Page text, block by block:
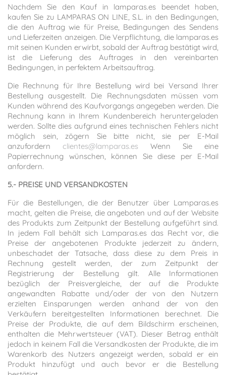
Nachdem Sie den Kauf in lamparas.es beendet haben,
kaufen Sie zu LAMPARAS ON LINE, S.L. in den Bedingungen,
die den Auftrag wie für Preise, Bedingungen des Sendens
und Lieferzeiten anzeigen. Die Verpflichtung, die lamparas.es
mit seinen Kunden erwirbt, sobald der Auftrag bestätigt wird,
ist die Lieferung des Auftrages in den vereinbarten
Bedingungen, in perfektem Arbeitsauftrag.
Die Rechnung für Ihre Bestellung wird bei Versand Ihrer
Bestellung ausgestellt. Die Rechnungsdaten müssen vom
Kunden während des Kaufvorgangs angegeben werden. Die
Rechnung kann in Ihrem Kundenbereich heruntergeladen
werden. Sollte dies aufgrund eines technischen Fehlers nicht
möglich sein, zögern Sie bitte nicht, sie per E-Mail
anzufordern clientes@lamparas.es Wenn Sie eine
Papierrechnung wünschen, können Sie diese per E-Mail
anfordern.
5.- PREISE UND VERSANDKOSTEN
Für die Bestellungen, die der Benutzer über Lamparas.es
macht, gelten die Preise, die angeboten und auf der Website
des Produkts zum Zeitpunkt der Bestellung aufgeführt sind.
In jedem Fall behält sich Lamparas.es das Recht vor, die
Preise der angebotenen Produkte jederzeit zu ändern,
unbeschadet der Tatsache, dass diese zu dem Preis in
Rechnung gestellt werden, der zum Zeitpunkt der
Registrierung der Bestellung gilt. Alle Informationen
bezüglich der Preisvergleiche, der auf die Produkte
angewandten Rabatte und/oder der von den Nutzern
erzielten Einsparungen werden anhand der von den
Verkäufern bereitgestellten Informationen berechnet. Die
Preise der Produkte, die auf dem Bildschirm erscheinen,
enthalten die Mehrwertsteuer (VAT). Dieser Betrag enthält
jedoch in keinem Fall die Versandkosten der Produkte, die im
Warenkorb des Nutzers angezeigt werden, sobald er ein
Produkt hinzufügt und auch bevor er die Bestellung